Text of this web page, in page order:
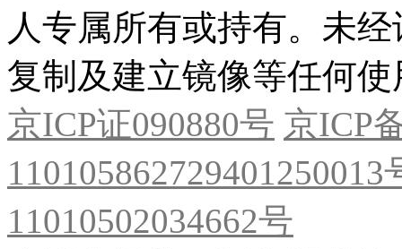
人专属所有或持有。未
复制及建立镜像等任何使
京ICP证090880号 京ICP
11010502034662号